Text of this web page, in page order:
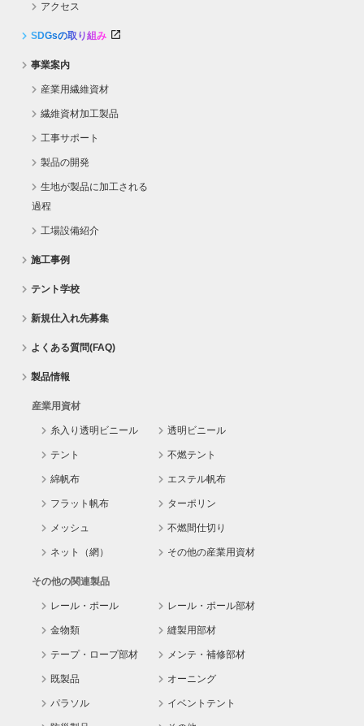
アクセス
SDGsの取り組み
事業案内
産業用繊維資材
繊維資材加工製品
工事サポート
製品の開発
生地が製品に加工される
過程
工場設備紹介
施工事例
テント学校
新規仕入れ先募集
よくある質問(FAQ)
製品情報
産業用資材
糸入り透明ビニール 透明ビニール
テント 不燃テント
綿帆布 エステル帆布
フラット帆布 ターポリン
メッシュ 不燃間仕切り
ネット（網） その他の産業用資材
その他の関連製品
レール・ポール レール・ポール部材
金物類 縫製用部材
テープ・ロープ部材 メンテ・補修部材
既製品 オーニング
パラソル イベントテント